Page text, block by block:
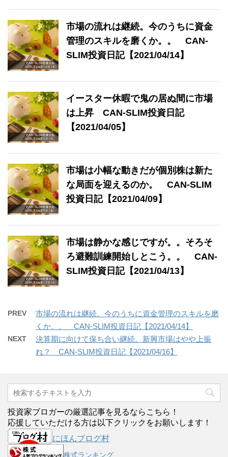
市場の流れは継続。今のうちに資金
管理のスキルを磨くか。。 CAN-
SLIM投資日記【2021/04/14】
イースター休暇で鬼の居ぬ間に市場
は上昇 CAN-SLIM投資日記
【2021/04/05】
市場は小幅な動きだが個別株は新た
な局面を迎えるのか。 CAN-SLIM
投資日記【2021/04/09】
市場は静かな感じですが。。そろそ
ろ避難訓練開始しとこう。。 CAN-
SLIM投資日記【2021/04/13】
PREV
市場の流れは継続。今のうちに資金管理のスキルを磨
くか。。 CAN-SLIM投資日記【2021/04/14】
NEXT
決算期に向けて保ち合い継続。新興市場はやや上振
れ？ CAN-SLIM投資日記【2021/04/16】
投資家ブロガーの厳選記事を見るならこちら！
応援していただける方は以下クリックをお願いします！
にほんブログ村
株式ランキング